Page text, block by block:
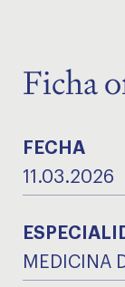
Ficha
FECHA
11.03.2026
MEDICINA